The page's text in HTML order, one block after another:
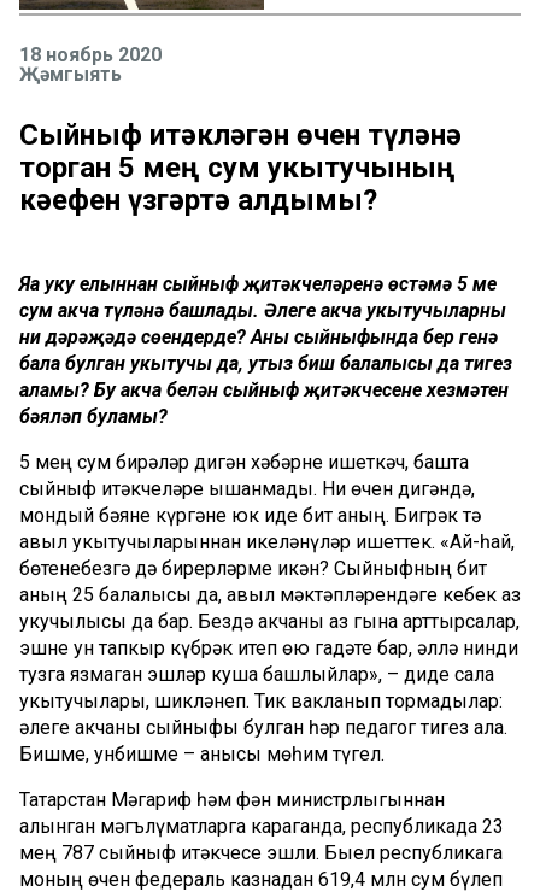
18 ноябрь 2020
Җәмгыять
Сыйныф җитәкләгән өчен түләнә
торган 5 мең сум укытучының
кәефен үзгәртә алдымы?
Яңа уку елыннан сыйныф җитәкчеләренә өстәмә 5 мең
сум акча түләнә башлады. Әлеге акча укытучыларны
ни дәрәҗәдә сөендерде? Аны сыйныфында бер генә
бала булган укытучы да, утыз биш балалысы да тигез
аламы? Бу акча белән сыйныф җитәкчесенең хезмәтен
бәяләп буламы?
5 мең сум бирәләр дигән хәбәрне ишеткәч, башта
сыйныф җитәкчеләре ышанмады. Ни өчен дигәндә,
мондый бәяне күргәне юк иде бит аның. Бигрәк тә
авыл укытучыларыннан икеләнүләр ишеттек. «Ай-һай,
бөтенебезгә дә бирерләрме икән? Сыйныфның бит
аның 25 балалысы да, авыл мәктәпләрендәге кебек аз
укучылысы да бар. Бездә акчаны аз гына арттырсалар,
эшне ун тапкыр күбрәк итеп өю гадәте бар, әллә нинди
тузга язмаган эшләр куша башлыйлар», – диде сала
укытучылары, шикләнеп. Тик вакланып тормадылар:
әлеге акчаны сыйныфы булган һәр педагог тигез ала.
Бишме, унбишме – анысы мөһим түгел.
Татарстан Мәгариф һәм фән министрлыгыннан
алынган мәгълүматларга караганда, республикада 23
мең 787 сыйныф җитәкчесе эшли. Быел республикага
моның өчен федераль казнадан 619,4 млн сум бүлеп